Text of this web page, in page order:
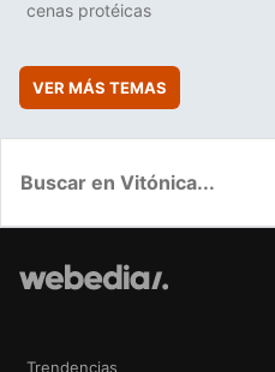
cenas protéicas
VER MÁS TEMAS
Trendencias